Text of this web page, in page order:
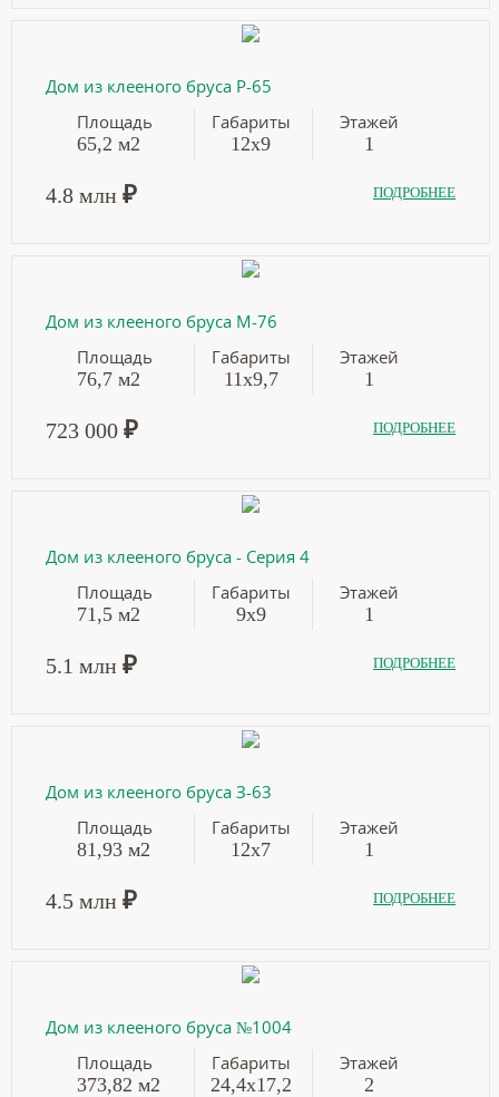
Дом из клееного бруса Р-65
Площадь
65,2 м2
Габариты
12х9
Этажей
1
4.8 млн ₽ ПОДРОБНЕЕ
Дом из клееного бруса М-76
Площадь
76,7 м2
Габариты
11х9,7
Этажей
1
723 000 ₽ ПОДРОБНЕЕ
Дом из клееного бруса - Серия 4
Площадь
71,5 м2
Габариты
9х9
Этажей
1
5.1 млн ₽ ПОДРОБНЕЕ
Дом из клееного бруса З-63
Площадь
81,93 м2
Габариты
12х7
Этажей
1
4.5 млн ₽ ПОДРОБНЕЕ
Дом из клееного бруса №1004
Площадь
373,82 м2
Габариты
24,4х17,2
Этажей
2